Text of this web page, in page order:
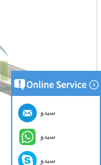
سيدو
سيدو
سيدو